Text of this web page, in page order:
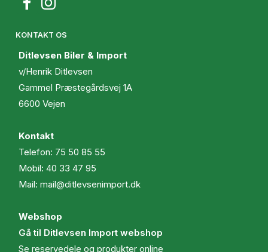
KONTAKT OS
Ditlevsen Biler & Import
v/Henrik Ditlevsen
Gammel Præstegårdsvej 1A
6600 Vejen
Kontakt
Telefon: 75 50 85 55
Mobil: 40 33 47 95
Mail: mail@ditlevsenimport.dk
Webshop
Gå til Ditlevsen Import webshop
Se reservedele og produkter online